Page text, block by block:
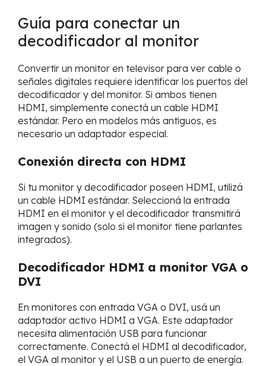
Guía para conectar un
decodificador al monitor
Convertir un monitor en televisor para ver cable o
señales digitales requiere identificar los puertos del
decodificador y del monitor. Si ambos tienen
HDMI, simplemente conectá un cable HDMI
estándar. Pero en modelos más antiguos, es
necesario un adaptador especial.
Conexión directa con HDMI
Si tu monitor y decodificador poseen HDMI, utilizá
un cable HDMI estándar. Seleccioná la entrada
HDMI en el monitor y el decodificador transmitirá
imagen y sonido (solo si el monitor tiene parlantes
integrados).
Decodificador HDMI a monitor VGA o
DVI
En monitores con entrada VGA o DVI, usá un
adaptador activo HDMI a VGA. Este adaptador
necesita alimentación USB para funcionar
correctamente. Conectá el HDMI al decodificador,
el VGA al monitor y el USB a un puerto de energía.